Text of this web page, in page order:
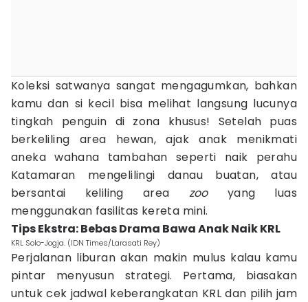
Koleksi satwanya sangat mengagumkan, bahkan
kamu dan si kecil bisa melihat langsung lucunya
tingkah penguin di zona khusus! Setelah puas
berkeliling area hewan, ajak anak menikmati
aneka wahana tambahan seperti naik perahu
Katamaran mengelilingi danau buatan, atau
bersantai keliling area zooyang luas
menggunakan fasilitas kereta mini.
Tips Ekstra: Bebas Drama Bawa Anak Naik KRL
KRL Solo-Jogja. (IDN Times/Larasati Rey)
Perjalanan liburan akan makin mulus kalau kamu
pintar menyusun strategi. Pertama, biasakan
untuk cek jadwal keberangkatan KRL dan pilih jam